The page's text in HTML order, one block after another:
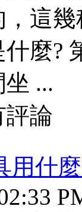
這
麼?
...
評論
用什